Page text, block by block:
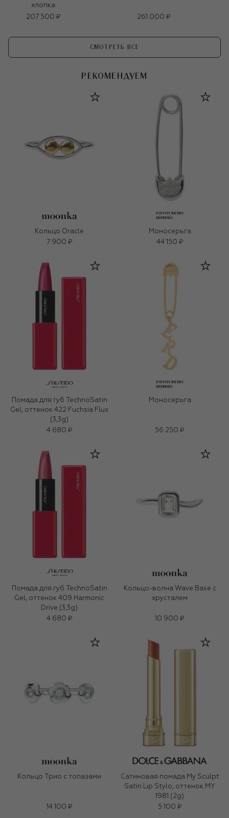
хлопка
207 500 ₽
261 000 ₽
СМОТРЕТЬ ВСЕ
РЕКОМЕНДУЕМ
Кольцо Oracle
7 900 ₽
Моносерьга
44 150 ₽
Помада для губ TechnoSatin
Gel, оттенок 422 Fuchsia Flux
(3,3g)
4 680 ₽
Моносерьга
56 250 ₽
Помада для губ TechnoSatin
Gel, оттенок 409 Harmonic
Drive (3,3g)
4 680 ₽
Кольцо-волна Wave Base с
хрусталем
10 900 ₽
Кольцо Трио с топазами
14 100 ₽
Сатиновая помада My Sculpt
Satin Lip Stylo, оттенок MY
1981 (2g)
5 100 ₽